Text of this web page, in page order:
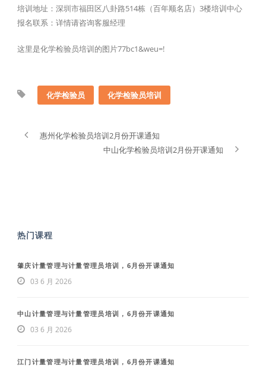
培训地址：深圳市福田区八卦路514栋（百年顺名店）3楼培训中心
报名联系：详情请咨询客服经理
这里是化学检验员培训的图片77bc1&weu=!
化学检验员 化学检验员培训
惠州化学检验员培训2月份开课通知
中山化学检验员培训2月份开课通知
热门课程
肇庆计量管理与计量管理员培训，6月份开课通知
03 6 月 2026
中山计量管理与计量管理员培训，6月份开课通知
03 6 月 2026
江门计量管理与计量管理员培训，6月份开课通知